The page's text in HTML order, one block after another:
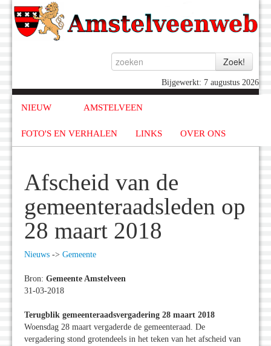
Bijgewerkt: 7 augustus 2026
NIEUW AMSTELVEEN
FOTO'S EN VERHALEN LINKS OVER ONS
Afscheid van de
gemeenteraadsleden op
28 maart 2018
Nieuws -> Gemeente
Bron: Gemeente Amstelveen
31-03-2018
Terugblik gemeenteraadsvergadering 28 maart 2018
Woensdag 28 maart vergaderde de gemeenteraad. De
vergadering stond grotendeels in het teken van het afscheid van